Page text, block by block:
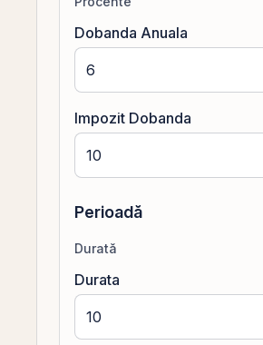
Dobanda Anuala
Impozit Dobanda
Perioadă
Durată
Durata